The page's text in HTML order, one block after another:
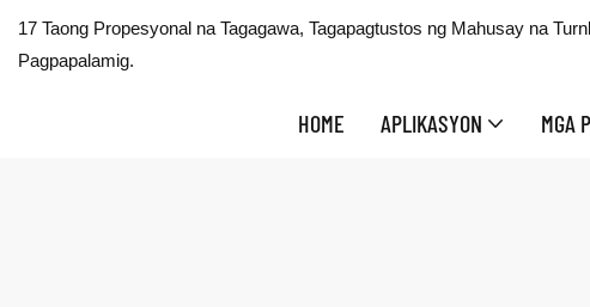
17 Taong Propesyonal na Tagagawa, Tagapagtustos ng Mahusay na
Pagpapalamig.
HOME APLIKASYON MGA